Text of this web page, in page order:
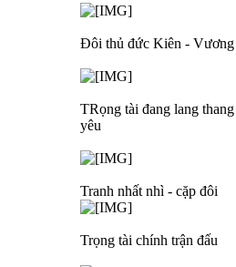
Đôi thủ đức Kiên - Vương
TRọng tài đang lang
yêu
Tranh nhất nhì - cặp đôi
Trọng tài chính trận đấu